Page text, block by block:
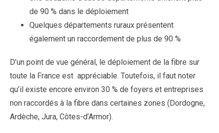
de 90 % dans le déploiement
Quelques départements ruraux présentent
également un raccordement de plus de 90 %
D’un point de vue général, le déploiement de la fibre sur
toute la France est appréciable. Toutefois, il faut noter
qu’il existe encore environ 30 % de foyers et entreprises
non raccordés à la fibre dans certaines zones (Dordogne,
Ardèche, Jura, Côtes-d’Armor).